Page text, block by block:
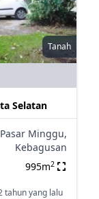
Tanah
Selatan
Pasar Minggu,
Kebagusan
995m2
tahun yang lalu